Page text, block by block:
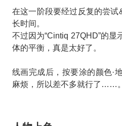
在这一阶段要经过反复的尝
长时间。
不过因为“Cintiq 27QHD”的
体的平衡，真是太好了。
线画完成后，按要涂的颜色·
麻烦，所以差不多就行了……。